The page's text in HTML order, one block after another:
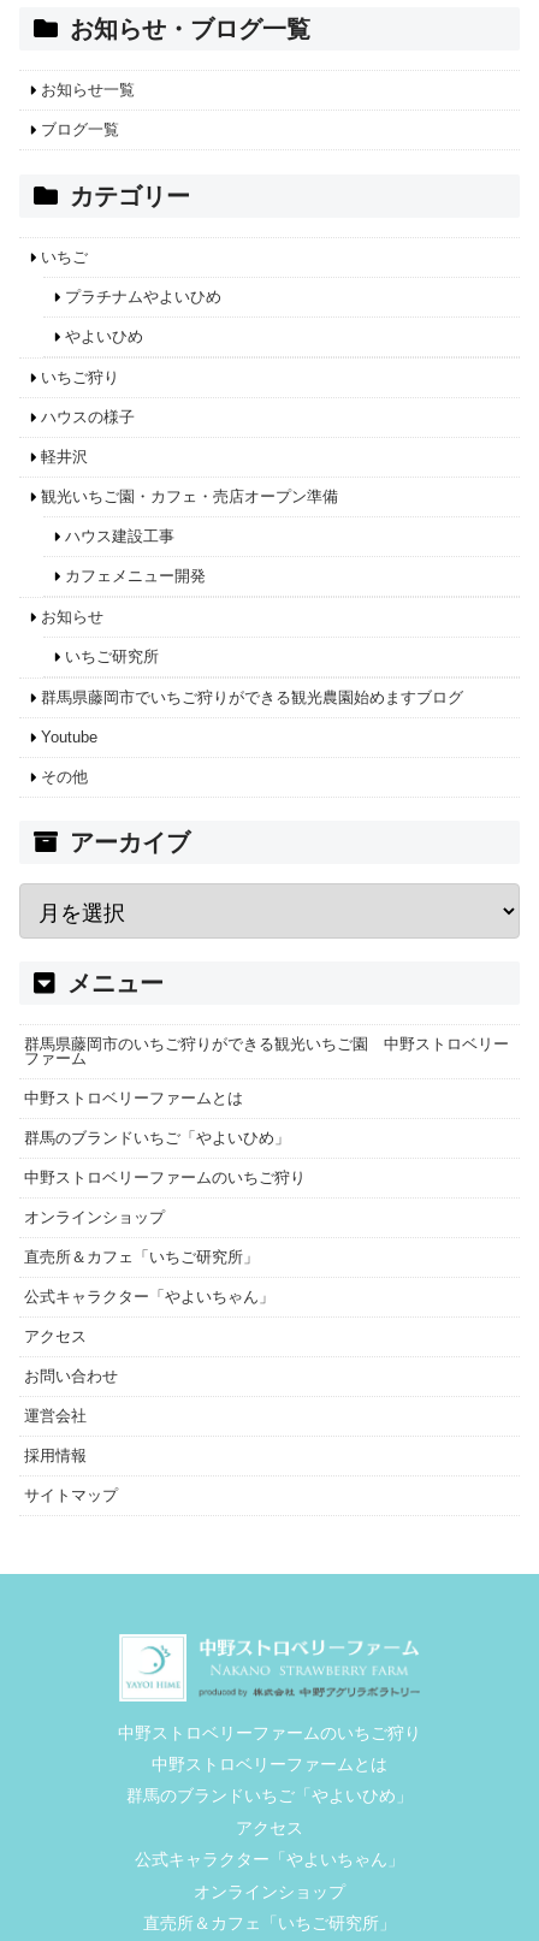
お知らせ・ブログ一覧
お知らせ一覧
ブログ一覧
カテゴリー
いちご
プラチナムやよいひめ
やよいひめ
いちご狩り
ハウスの様子
軽井沢
観光いちご園・カフェ・売店オープン準備
ハウス建設工事
カフェメニュー開発
お知らせ
いちご研究所
群馬県藤岡市でいちご狩りができる観光農園始めますブログ
Youtube
その他
アーカイブ
メニュー
群馬県藤岡市のいちご狩りができる観光いちご園 中野ストロベリー
ファーム
中野ストロベリーファームとは
群馬のブランドいちご「やよいひめ」
中野ストロベリーファームのいちご狩り
オンラインショップ
直売所＆カフェ「いちご研究所」
公式キャラクター「やよいちゃん」
アクセス
お問い合わせ
運営会社
採用情報
サイトマップ
中野ストロベリーファームのいちご狩り
中野ストロベリーファームとは
群馬のブランドいちご「やよいひめ」
アクセス
公式キャラクター「やよいちゃん」
オンラインショップ
直売所＆カフェ「いちご研究所」